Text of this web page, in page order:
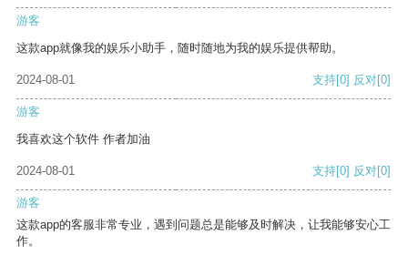
游客
这款app就像我的娱乐小助手，随时随地为我的娱乐提供帮助。
2024-08-01 支持[0] 反对[0]
游客
我喜欢这个软件 作者加油
2024-08-01 支持[0] 反对[0]
游客
这款app的客服非常专业，遇到问题总是能够及时解决，让我能够安心工
作。